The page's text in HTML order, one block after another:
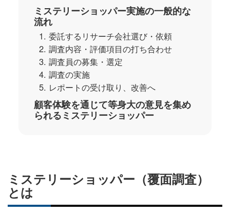
ミステリーショッパー実施の一般的な
流れ
1. 委託するリサーチ会社選び・依頼
2. 調査内容・評価項目の打ち合わせ
3. 調査員の募集・選定
4. 調査の実施
5. レポートの受け取り、改善へ
顧客体験を通じて等身大の意見を集め
られるミステリーショッパー
ミステリーショッパー（覆面調査）
とは